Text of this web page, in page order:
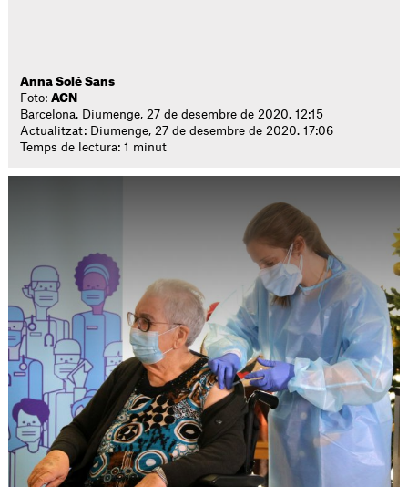
Anna Solé Sans
Foto:ACN
Barcelona. Diumenge, 27 de desembre de 2020. 12:15
Actualitzat: Diumenge, 27 de desembre de 2020. 17:06
Temps de lectura: 1 minut